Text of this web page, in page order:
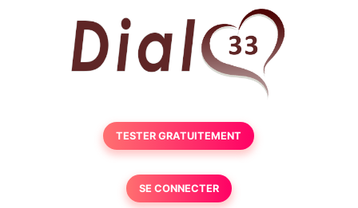
TESTER GRATUITEMENT
SE CONNECTER